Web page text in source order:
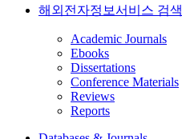
해외전자정보서비스 검색
Academic Journals
Ebooks
Dissertations
Conference Materials
Reviews
Reports